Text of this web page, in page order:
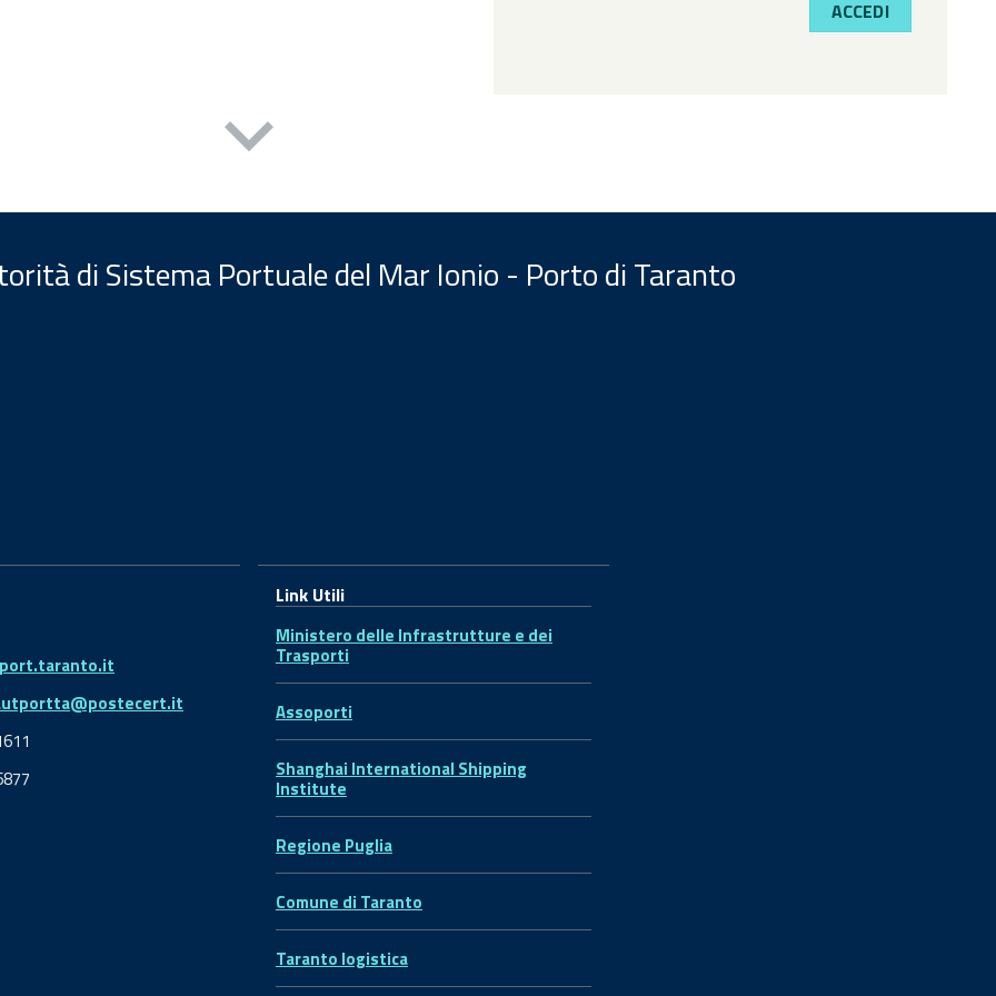
ACCEDI
di Sistema Portuale del Mar Ionio - Porto di Taranto
Link Utili
Ministero delle Infrastrutture e dei
Trasporti
Assoporti
Shanghai International Shipping
Institute
Regione Puglia
Comune di Taranto
Taranto logistica